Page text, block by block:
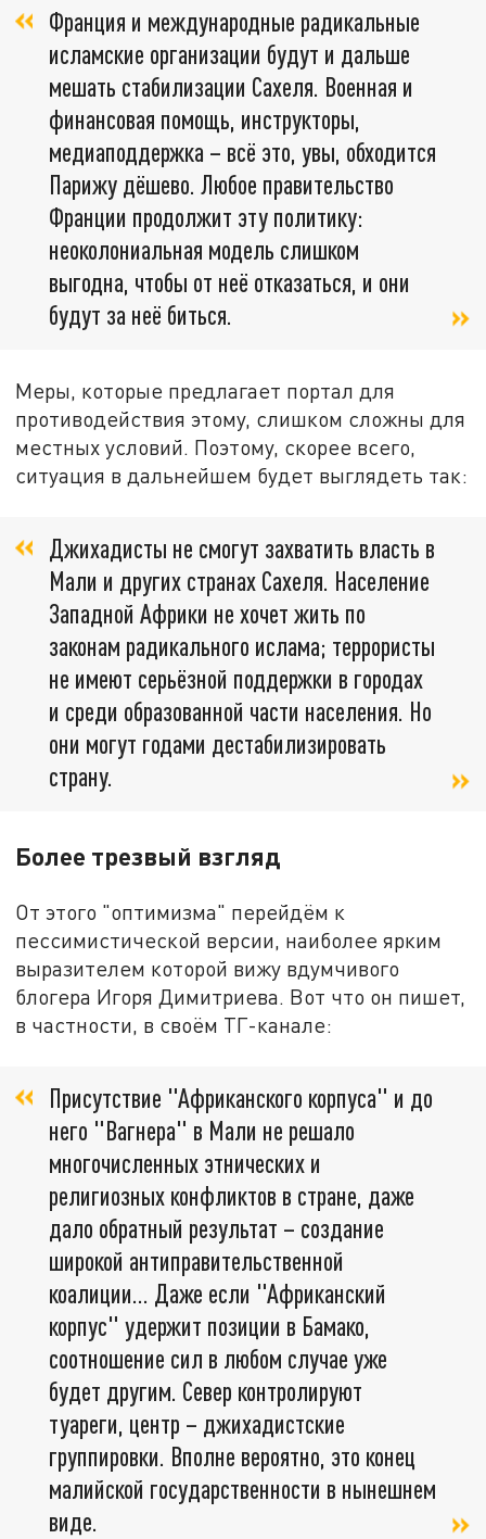
Франция и международные радикальные
исламские организации будут и дальше
мешать стабилизации Сахеля. Военная и
финансовая помощь, инструкторы,
медиаподдержка – всё это, увы, обходится
Парижу дёшево. Любое правительство
Франции продолжит эту политику:
неоколониальная модель слишком
выгодна, чтобы от неё отказаться, и они
будут за неё биться.
Меры, которые предлагает портал для
противодействия этому, слишком сложны для
местных условий. Поэтому, скорее всего,
ситуация в дальнейшем будет выглядеть так:
Джихадисты не смогут захватить власть в
Мали и других странах Сахеля. Население
Западной Африки не хочет жить по
законам радикального ислама; террористы
не имеют серьёзной поддержки в городах
и среди образованной части населения. Но
они могут годами дестабилизировать
страну.
Более трезвый взгляд
От этого "оптимизма" перейдём к
пессимистической версии, наиболее ярким
выразителем которой вижу вдумчивого
блогера Игоря Димитриева. Вот что он пишет,
в частности, в своём ТГ-канале:
Присутствие "Африканского корпуса" и до
него "Вагнера" в Мали не решало
многочисленных этнических и
религиозных конфликтов в стране, даже
дало обратный результат – создание
широкой антиправительственной
коалиции… Даже если "Африканский
корпус" удержит позиции в Бамако,
соотношение сил в любом случае уже
будет другим. Север контролируют
туареги, центр – джихадистские
группировки. Вполне вероятно, это конец
малийской государственности в нынешнем
виде.